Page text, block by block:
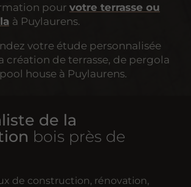
pour votre terrasse ou
à Puylaurens.
votre étude personnalisée
création de terrasse, de pergola
house à Puylaurens.
de la
bois près de
de construction, rénovation,